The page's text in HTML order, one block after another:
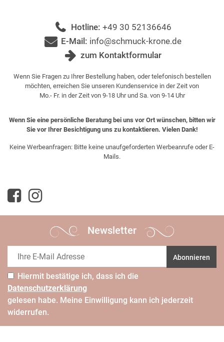
Hotline: +49 30 52136646
E-Mail: info@schmuck-krone.de
zum Kontaktformular
Wenn Sie Fragen zu Ihrer Bestellung haben, oder telefonisch bestellen
möchten, erreichen Sie unseren Kundenservice in der Zeit von
Mo.- Fr. in der Zeit von 9-18 Uhr und Sa. von 9-14 Uhr
Wenn Sie eine persönliche Beratung bei uns vor Ort wünschen, bitten wir
Sie vor Ihrer Besichtigung uns zu kontaktieren. Vielen Dank!
Keine Werbeanfragen: Bitte keine unaufgeforderten Werbeanrufe oder E-
Mails.
Newsletter
Abonnieren
Hiermit bestätige ich, dass ich die
Daten­schutz­erklärung
gelesen habe. Meine Einwilligung kann ich jederzeit
widerrufen.